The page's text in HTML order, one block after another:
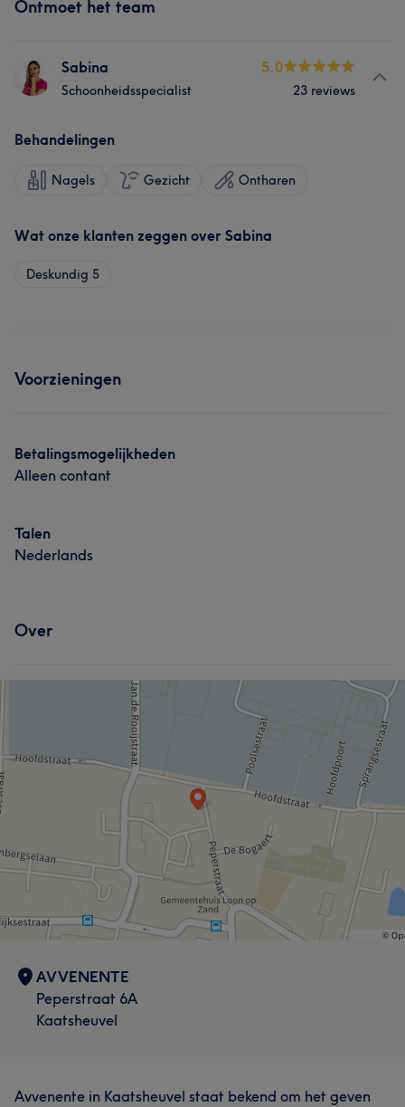
Ontmoet het team
Sabina
Schoonheidsspecialist
5.0
23 reviews
Behandelingen
Nagels Gezicht Ontharen
Wat onze klanten zeggen over Sabina
Deskundig 5
Voorzieningen
Betalingsmogelijkheden
Alleen contant
Talen
Nederlands
Over
AVVENENTE
Peperstraat 6A
Kaatsheuvel
Avvenente in Kaatsheuvel staat bekend om het geven